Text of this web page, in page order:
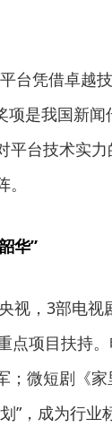
台凭借卓越
项是我国新
平台技术实
华”
视，3部电视
点项目扶持
；微短剧《
”，成为行业